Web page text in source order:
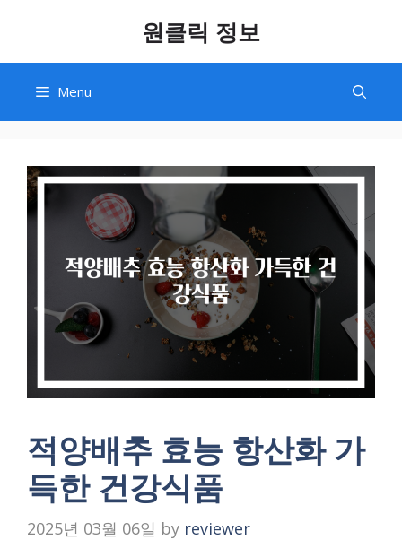
content
원클릭 정보
Menu
적양배추 효능 항산화 가
득한 건강식품
2025년 03월 06일 by reviewer